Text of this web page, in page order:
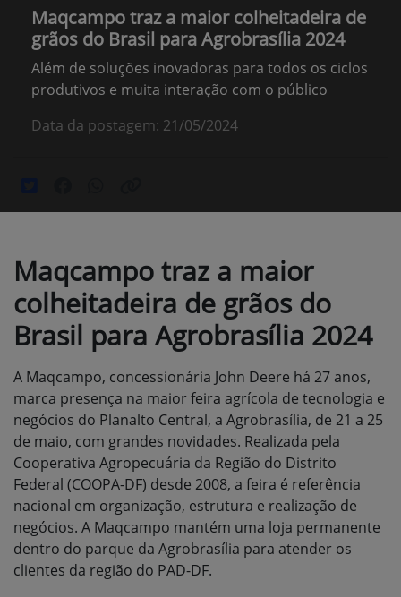
Maqcampo traz a maior colheitadeira de
grãos do Brasil para Agrobrasília 2024
Além de soluções inovadoras para todos os ciclos
produtivos e muita interação com o público
Data da postagem: 21/05/2024
Maqcampo traz a maior
colheitadeira de grãos do
Brasil para Agrobrasília 2024
A Maqcampo, concessionária John Deere há 27 anos,
marca presença na maior feira agrícola de tecnologia e
negócios do Planalto Central, a Agrobrasília, de 21 a 25
de maio, com grandes novidades. Realizada pela
Cooperativa Agropecuária da Região do Distrito
Federal (COOPA-DF) desde 2008, a feira é referência
nacional em organização, estrutura e realização de
negócios. A Maqcampo mantém uma loja permanente
dentro do parque da Agrobrasília para atender os
clientes da região do PAD-DF.